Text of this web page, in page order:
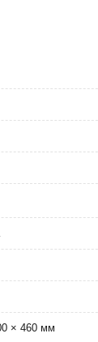
× 460 мм